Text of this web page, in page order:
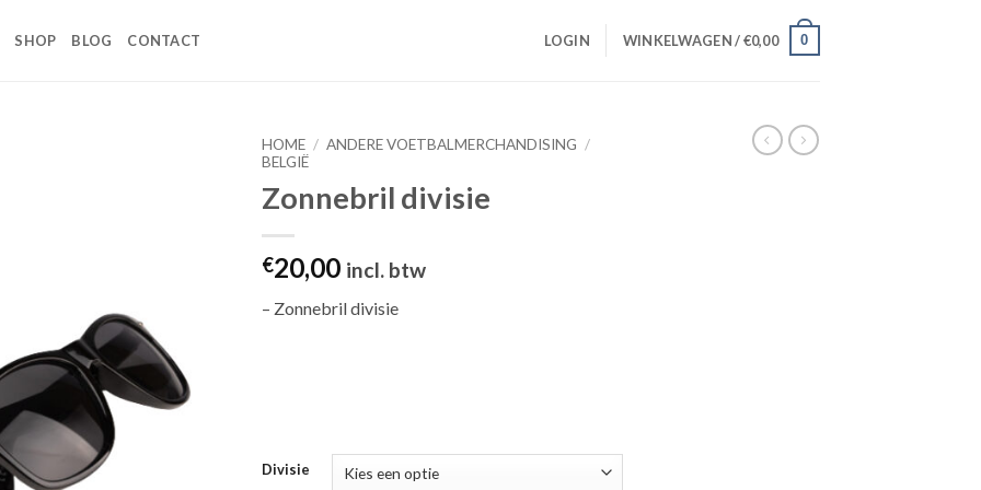
SHOP BLOG CONTACT LOGIN WINKELWAGEN /€0,00 0
HOME / ANDERE VOETBALMERCHANDISING /
BELGIË
Zonnebril divisie
€20,00 incl. btw
– Zonnebril divisie
Divisie